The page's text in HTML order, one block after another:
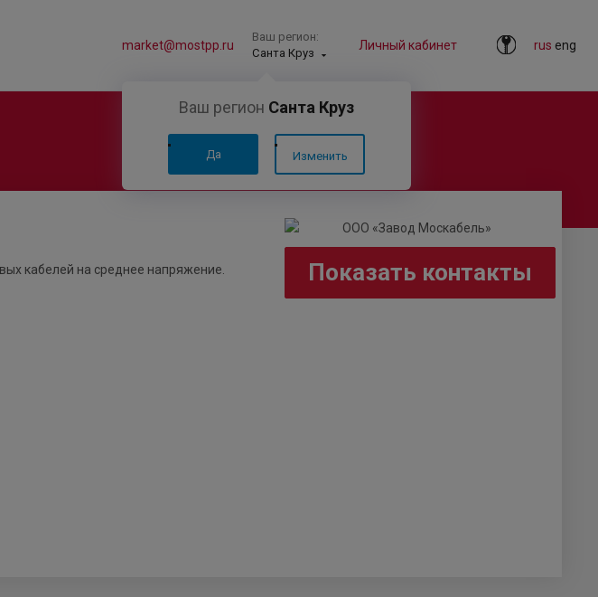
rus eng
Личный кабинет
Ваш регион:
Санта Круз
Ваш регион Санта Круз
Да Изменить
market@mostpp.ru
Показать контакты
кабелей на среднее напряжение.